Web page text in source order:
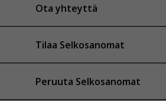
Ota yhteyttä
Tilaa Selkosanomat
Peruuta Selkosanomat